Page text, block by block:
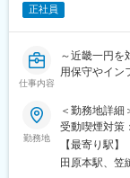
変更の範囲：
ます。
コンサルタン
キャリアサ
■当社で働く魅
・営業担当も
術理解のもと
正社員
仕事内容
～近畿一円を
用保守やイン
もOK／自社
■業務概要：
プログラマ
ムの開発にお
勤務地
＜勤務地詳
受動喫煙対策
【最寄り駅】
田原本駅、笠